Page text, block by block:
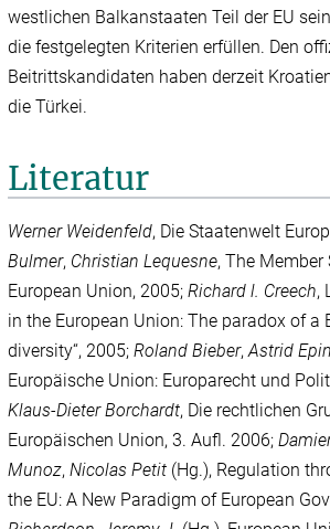
westlichen Balkanstaaten Teil der EU
die festgelegten Kriterien erfüllen. Den
Beitrittskandidaten haben derzeit
die Türkei.
Literatur
Werner Weidenfeld, Die Staatenwelt
Bulmer, Christian Lequesne, The
European Union, 2005;Richard l. Creech,
in the European Union: The paradox of a
diversity“, 2005;Roland Bieber,Astrid
Europäische Union: Europarecht und
Klaus-Dieter Borchardt, Die rechtlichen
Europäischen Union, 3. Aufl. 2006;
Munoz,Nicolas Petit (Hg.), Regulation
the EU: A New Paradigm of European